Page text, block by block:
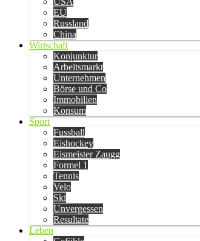
EU
Russland
China
Wirtschaft
Konjunktur
Arbeitsmarkt
Unternehmen
Börse und Co
Immobilien
Konsum
Sport
Fussball
Eishockey
Eismeister Zaugg
Formel 1
Tennis
Velo
Ski
Unvergessen
Resultate
Leben